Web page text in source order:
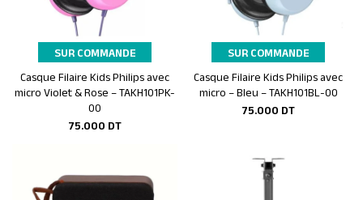
SUR COMMANDE
Ajouter au panier
Casque Filaire Kids Philips avec
micro Violet & Rose – TAKH101PK-
00
75.000 DT
SUR COMMANDE
Ajouter au panier
Casque Filaire Kids Philips avec
micro – Bleu – TAKH101BL-00
75.000 DT